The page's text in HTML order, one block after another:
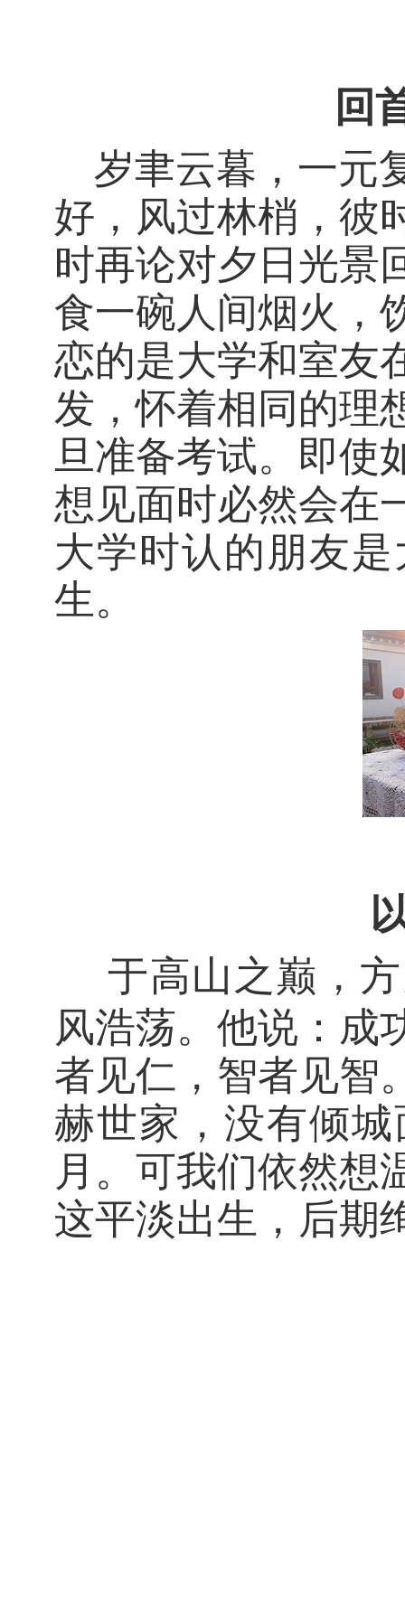
回
岁聿云暮，一元
好，风过林梢，彼
时再论对夕日光景
食一碗人间烟火，
恋的是大学和室友
发，怀着相同的理
旦准备考试。即使
想见面时必然会在
大学时认 的朋友
生。
于高山之巅，
风浩荡。他说：成
者见仁，智者见智
赫世家，没有倾
月。可我们依然想
这平淡出生，后期